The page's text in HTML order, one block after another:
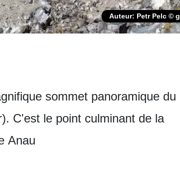
Auteur: Petr Pelc ©
sommet panoramique du
C'est le point culminant de la
Anau